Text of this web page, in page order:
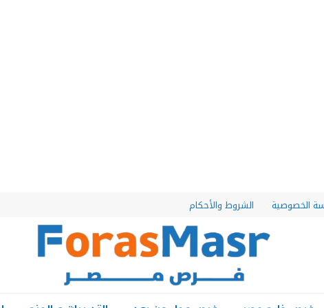
الخصوصية الشروط والأحكام